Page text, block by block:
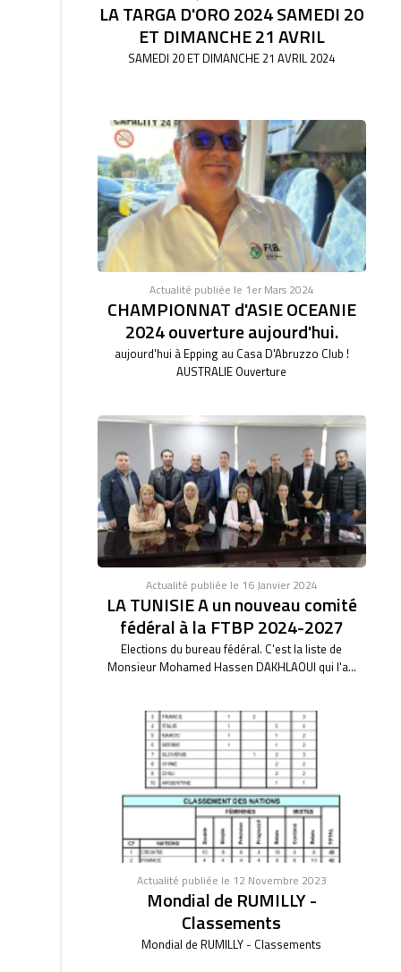
LA TARGA D'ORO 2024 SAMEDI 20
ET DIMANCHE 21 AVRIL
SAMEDI 20 ET DIMANCHE 21 AVRIL 2024
Actualité publiée le 1er Mars 2024
CHAMPIONNAT d'ASIE OCEANIE
2024 ouverture aujourd'hui.
aujourd'hui à Epping au Casa D'Abruzzo Club !
AUSTRALIE Ouverture
Actualité publiée le 16 Janvier 2024
LA TUNISIE A un nouveau comité
fédéral à la FTBP 2024-2027
Elections du bureau fédéral. C'est la liste de
Monsieur Mohamed Hassen DAKHLAOUI qui l'a...
Actualité publiée le 12 Novembre 2023
Mondial de RUMILLY -
Classements
Mondial de RUMILLY - Classements